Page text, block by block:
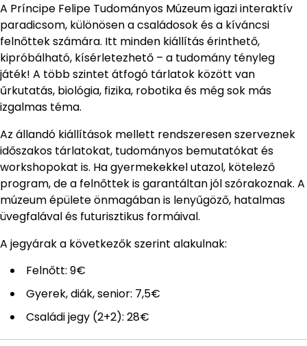
A Príncipe Felipe Tudományos Múzeum igazi interaktív
paradicsom, különösen a családosok és a kíváncsi
felnőttek számára. Itt minden kiállítás érinthető,
kipróbálható, kísérletezhető – a tudomány tényleg
játék! A több szintet átfogó tárlatok között van
űrkutatás, biológia, fizika, robotika és még sok más
izgalmas téma.
Az állandó kiállítások mellett rendszeresen szerveznek
időszakos tárlatokat, tudományos bemutatókat és
workshopokat is. Ha gyermekekkel utazol, kötelező
program, de a felnőttek is garantáltan jól szórakoznak. A
múzeum épülete önmagában is lenyűgöző, hatalmas
üvegfalával és futurisztikus formáival.
A jegyárak a következők szerint alakulnak:
Felnőtt: 9€
Gyerek, diák, senior: 7,5€
Családi jegy (2+2): 28€